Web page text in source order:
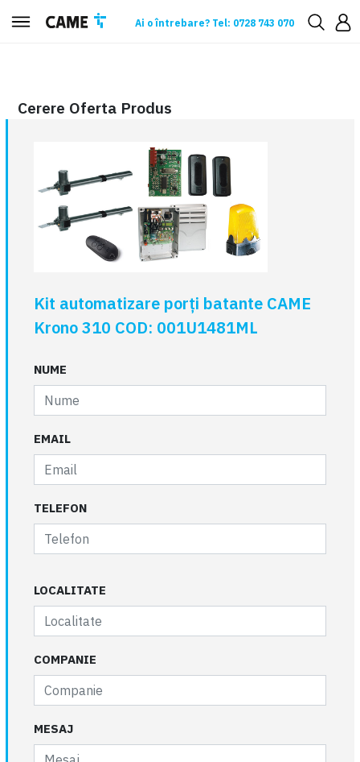
Ai o întrebare? Tel: 0728 743 070
Cerere Oferta Produs
Kit automatizare porți batante CAME
Krono 310 COD: 001U1481ML
NUME
EMAIL
TELEFON
LOCALITATE
COMPANIE
MESAJ